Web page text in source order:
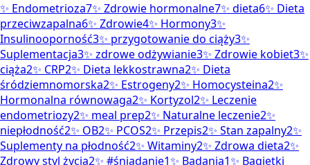
✨ Endometrioza7✨ Zdrowie hormonalne7✨ dieta6✨ Dieta
przeciwzapalna6✨ Zdrowie4✨ Hormony3✨
Insulinooporność3✨ przygotowanie do ciąży3✨
Suplementacja3✨ zdrowe odżywianie3✨ Zdrowie kobiet3✨
ciąża2✨ CRP2✨ Dieta lekkostrawna2✨ Dieta
śródziemnomorska2✨ Estrogeny2✨ Homocysteina2✨
Hormonalna równowaga2✨ Kortyzol2✨ Leczenie
endometriozy2✨ meal prep2✨ Naturalne leczenie2✨
niepłodność2✨ OB2✨ PCOS2✨ Przepis2✨ Stan zapalny2✨
Suplementy na płodność2✨ Witaminy2✨ Zdrowa dieta2✨
Zdrowy styl życia2✨ #śniadanie1✨ Badania1✨ Bagietki